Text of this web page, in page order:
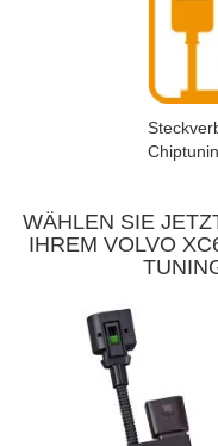
WÄHLEN SIE
IHREM VOLVO